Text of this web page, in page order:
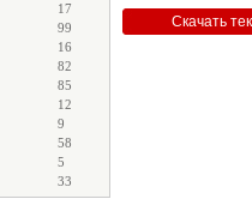
17
99
16
82
85
12
9
58
5
33